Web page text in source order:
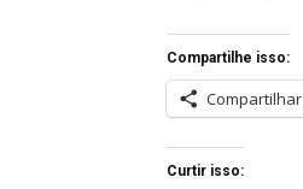
Compartilhe isso:
Compartilhar
Curtir isso: